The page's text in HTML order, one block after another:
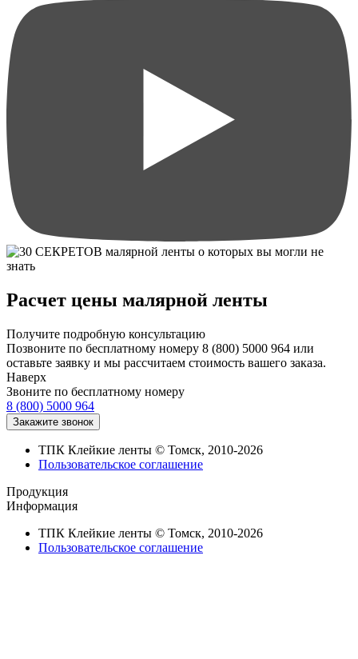
Расчет цены малярной ленты
Получите подробную консультацию
Позвоните по бесплатному номеру 8 (800) 5000 964 или
оставьте заявку и мы рассчитаем стоимость вашего заказа.
Наверх
Звоните по бесплатному номеру
8 (800) 5000 964
ТПК Клейкие ленты © Томск, 2010-2026
Пользовательское соглашение
Продукция
Информация
ТПК Клейкие ленты © Томск, 2010-2026
Пользовательское соглашение